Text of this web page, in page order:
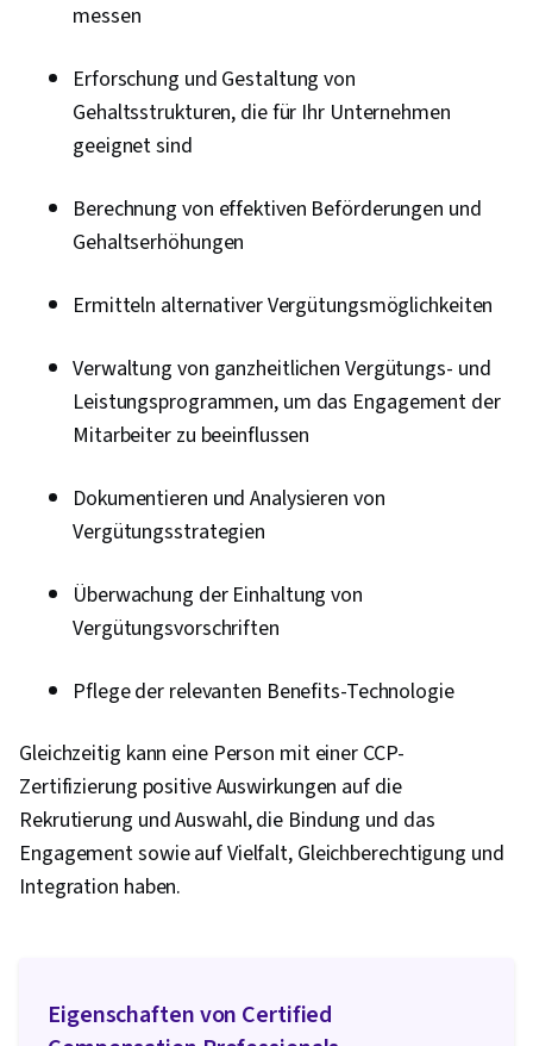
messen
Erforschung und Gestaltung von
Gehaltsstrukturen, die für Ihr Unternehmen
geeignet sind
Berechnung von effektiven Beförderungen und
Gehaltserhöhungen
Ermitteln alternativer Vergütungsmöglichkeiten
Verwaltung von ganzheitlichen Vergütungs- und
Leistungsprogrammen, um das Engagement der
Mitarbeiter zu beeinflussen
Dokumentieren und Analysieren von
Vergütungsstrategien
Überwachung der Einhaltung von
Vergütungsvorschriften
Pflege der relevanten Benefits-Technologie
Gleichzeitig kann eine Person mit einer CCP-
Zertifizierung positive Auswirkungen auf die
Rekrutierung und Auswahl, die Bindung und das
Engagement sowie auf Vielfalt, Gleichberechtigung und
Integration haben.
Eigenschaften von Certified